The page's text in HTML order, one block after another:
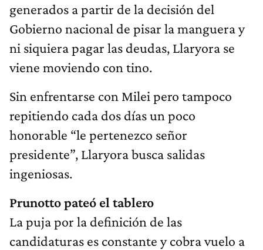
generados a partir de la decisión del
Gobierno nacional de pisar la manguera y
ni siquiera pagar las deudas, Llaryora se
viene moviendo con tino.
Sin enfrentarse con Milei pero tampoco
repitiendo cada dos días un poco
honorable “le pertenezco señor
presidente”, Llaryora busca salidas
ingeniosas.
Prunotto pateó el tablero
La puja por la definición de las
candidaturas es constante y cobra vuelo a